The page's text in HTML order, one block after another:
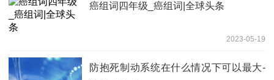
癌组词四年级_癌组词|全球头条
2023-05-19
防抱死制动系统在什么情况下可以最大-